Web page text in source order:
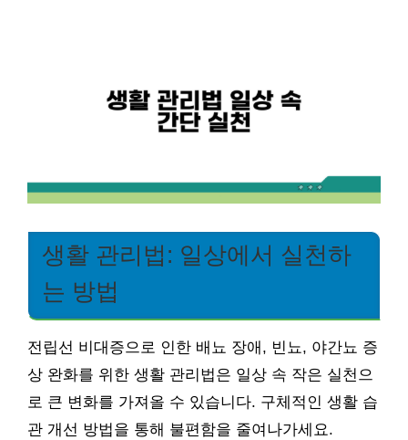
생활 관리법: 일상에서 실천하
는 방법
전립선 비대증으로 인한 배뇨 장애, 빈뇨, 야간뇨 증
상 완화를 위한 생활 관리법은 일상 속 작은 실천으
로 큰 변화를 가져올 수 있습니다. 구체적인 생활 습
관 개선 방법을 통해 불편함을 줄여나가세요.